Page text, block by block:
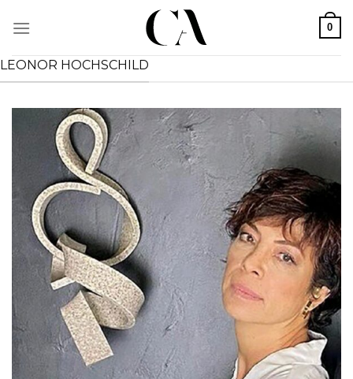
0
LEONOR HOCHSCHILD